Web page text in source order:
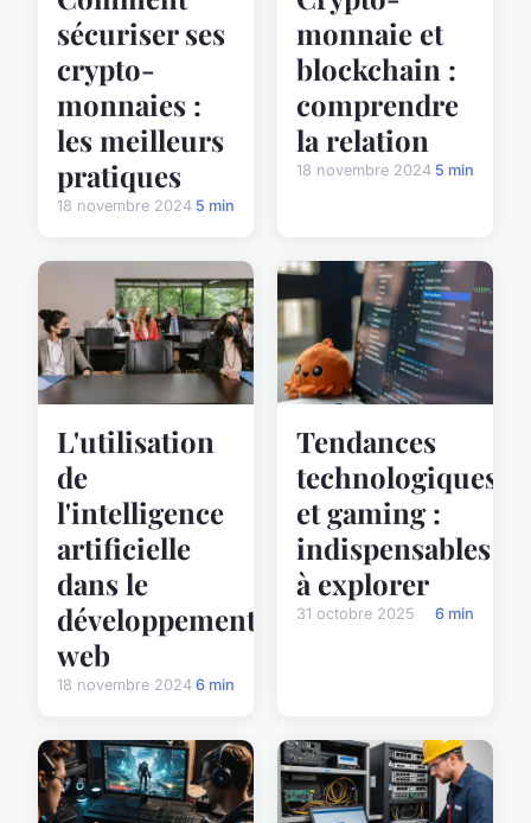
sécuriser ses
crypto-
monnaies :
les meilleurs
pratiques
18 novembre 2024 5 min
monnaie et
blockchain :
comprendre
la relation
18 novembre 2024 5 min
L'utilisation
de
l'intelligence
artificielle
dans le
développement
web
18 novembre 2024 6 min
Tendances
technologiques
et gaming :
indispensables
à explorer
31 octobre 2025 6 min